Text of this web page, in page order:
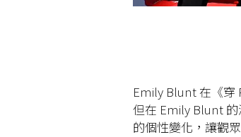
Emily Blunt 在《穿
但在 Emily Blunt
的個性變化，讓觀